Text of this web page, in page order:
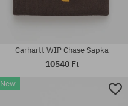
Carhartt WIP Chase Sapka
10540 Ft
New